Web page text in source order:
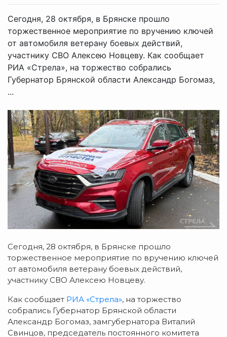
Сегодня, 28 октября, в Брянске прошло
торжественное мероприятие по вручению ключей
от автомобиля ветерану боевых действий,
участнику СВО Алексею Новцеву. Как сообщает
РИА «Стрела», на торжество собрались
Губернатор Брянской области Александр Богомаз,
...
Сегодня, 28 октября, в Брянске прошло
торжественное мероприятие по вручению ключей
от автомобиля ветерану боевых действий,
участнику СВО Алексею Новцеву.
Как сообщает РИА «Стрела», на торжество
собрались Губернатор Брянской области
Александр Богомаз, замгубернатора Виталий
Свинцов, председатель постоянного комитета